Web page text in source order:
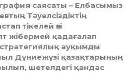
саясаты – Елбасымыз
Тәуелсіздіктің
тікелей өзі
жібермей қадағалап
стратегиялық ауқымды
Дүниежүзі қазақтарының
шетелдегі қандас